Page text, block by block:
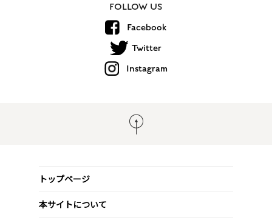
FOLLOW US
Facebook
Twitter
Instagram
トップページ
本サイトについて